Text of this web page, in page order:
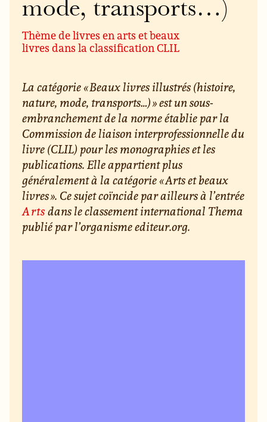
mode, transports…)
Thème de livres en arts et beaux
livres dans la classification CLIL
La catégorie « Beaux livres illustrés (histoire,
nature, mode, transports…) » est un sous-
embranchement de la norme établie par la
Commission de liaison interprofessionnelle du
livre (CLIL) pour les monographies et les
publications. Elle appartient plus
généralement à la catégorie « Arts et beaux
livres ». Ce sujet coïncide par ailleurs à l’entrée
Artsdans le classement international Thema
publié par l’organisme editeur.org.